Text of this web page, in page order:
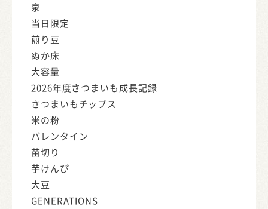
泉
当日限定
煎り豆
ぬか床
大容量
2026年度さつまいも成長記録
さつまいもチップス
米の粉
バレンタイン
苗切り
芋けんぴ
大豆
GENERATIONS